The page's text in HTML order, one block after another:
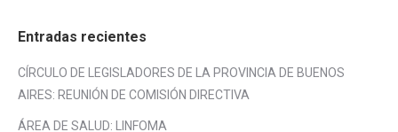
Entradas recientes
CÍRCULO DE LEGISLADORES DE LA PROVINCIA DE BUENOS
AIRES: REUNIÓN DE COMISIÓN DIRECTIVA
ÁREA DE SALUD: LINFOMA